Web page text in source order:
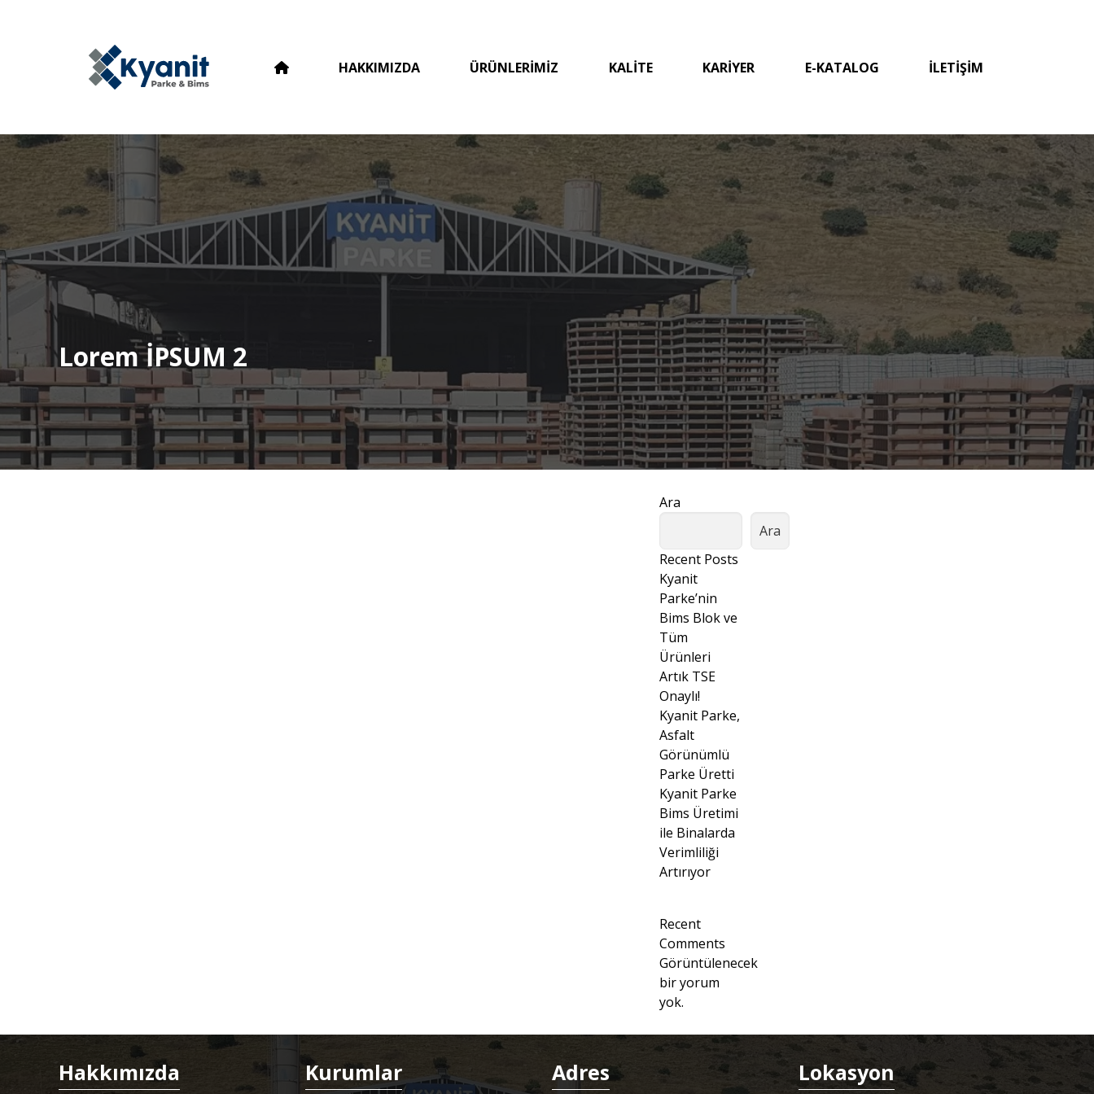
HAKKIMIZDA ÜRÜNLERİMİZ KALİTE KARİYER E-KATALOG İLETİŞİM
Lorem İPSUM 2
Ara
Ara
Recent Posts
Kyanit
Parke’nin
Bims Blok ve
Tüm
Ürünleri
Artık TSE
Onaylı!
Kyanit Parke,
Asfalt
Görünümlü
Parke Üretti
Kyanit Parke
Bims Üretimi
ile Binalarda
Verimliliği
Artırıyor
Recent
Comments
Görüntülenecek
bir yorum
yok.
Hakkımızda Kurumlar Adres Lokasyon